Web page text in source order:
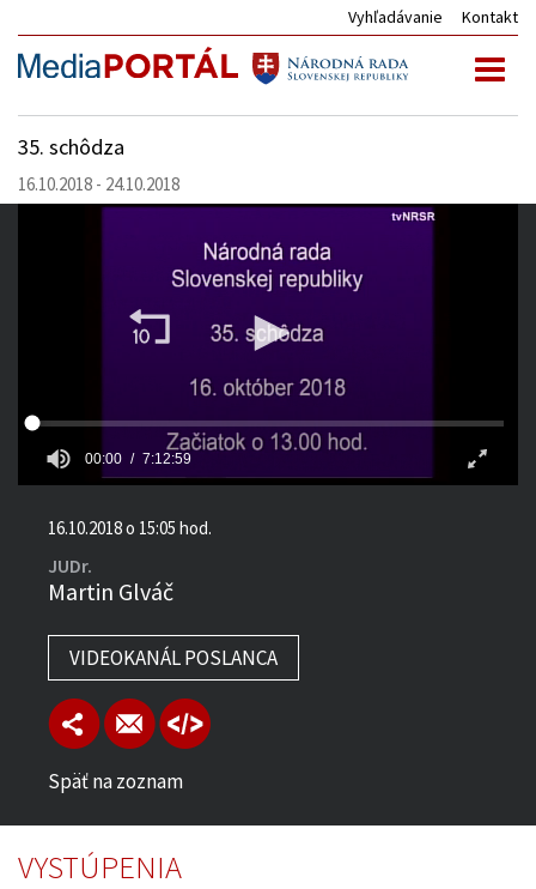
Vyhľadávanie Kontakt
35. schôdza
16.10.2018 - 24.10.2018
00:00 7:12:59
16.10.2018 o 15:05 hod.
JUDr.
Martin Glváč
VIDEOKANÁL POSLANCA
Späť na zoznam
VYSTÚPENIA